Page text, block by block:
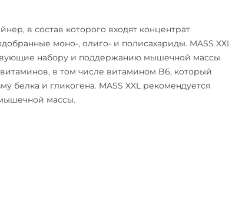
в состав которого входят концентрат
моно-, олиго- и полисахариды. MASS XXL
набору и поддержанию мышечной массы.
в том числе витамином B6, который
белка и гликогена. MASS XXL рекомендуется
массы.